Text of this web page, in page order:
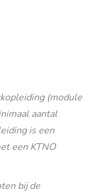
(module
aantal
is een
een KTNO
bij de